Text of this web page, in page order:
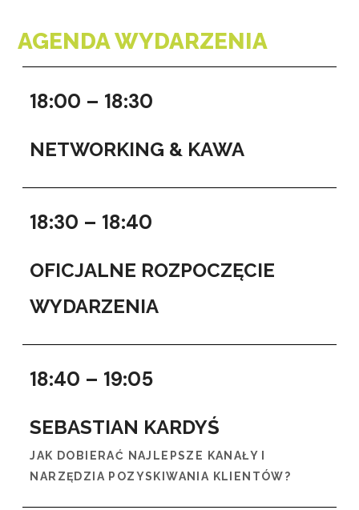
AGENDA WYDARZENIA
18:00 – 18:30
NETWORKING & KAWA
18:30 – 18:40
OFICJALNE ROZPOCZĘCIE
WYDARZENIA
18:40 – 19:05
SEBASTIAN KARDYŚ
JAK DOBIERAĆ NAJLEPSZE KANAŁY I
NARZĘDZIA POZYSKIWANIA KLIENTÓW?